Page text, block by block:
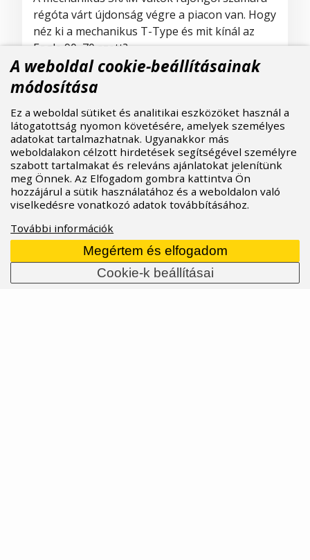
régóta várt újdonság végre a piacon van. Hogy
néz ki a mechanikus T-Type és mit kínál az
Eagle 90, 70 szett?
27.03.2025
Több info
A weboldal cookie-beállításainak
módosítása
Ez a weboldal sütiket és analitikai eszközöket használ a
látogatottság nyomon követésére, amelyek személyes
adatokat tartalmazhatnak. Ugyanakkor más
weboldalakon célzott hirdetések segítségével személyre
szabott tartalmakat és releváns ajánlatokat jelenítünk
meg Önnek. Az Elfogadom gombra kattintva Ön
hozzájárul a sütik használatához és a weboldalon való
viselkedésre vonatkozó adatok továbbításához.
További információk
Megértem és elfogadom
Cookie-k beállításai